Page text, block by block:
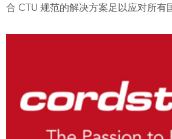
合 CTU 规范的解决方案足以应对所有